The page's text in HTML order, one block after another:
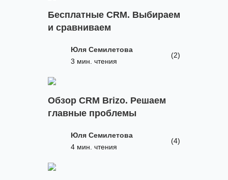
Бесплатные CRM. Выбираем
и сравниваем
Юля Семилетова
3 мин. чтения
(2)
Обзор CRM Brizo. Решаем
главные проблемы
Юля Семилетова
4 мин. чтения
(4)